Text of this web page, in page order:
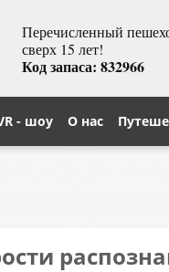
Перечисленный
сверх 15 лет!
Код запаса: 832966
- шоу О нас